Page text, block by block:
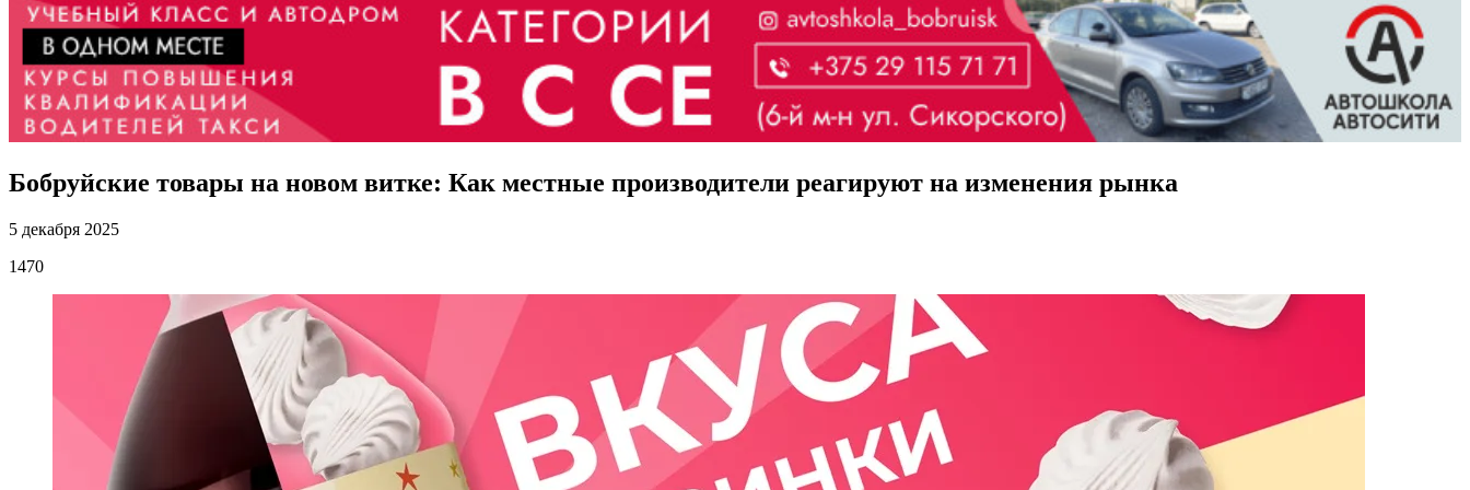
Бобруйские товары на новом витке: Как местные производители реагируют на изменения рынка
5 декабря 2025
1470